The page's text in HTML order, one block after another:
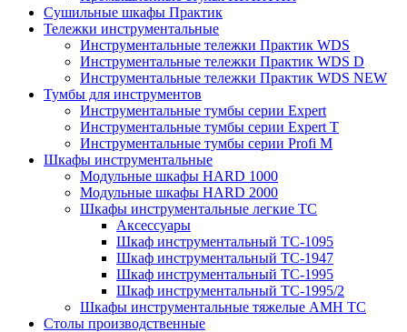
Сушильные шкафы Практик
Тележки инструментальные
Инструментальные тележки Практик WDS
Инструментальные тележки Практик WDS D
Инструментальные тележки Практик WDS NEW
Тумбы для инструментов
Инструментальные тумбы серии Expert
Инструментальные тумбы серии Expert T
Инструментальные тумбы серии Profi M
Шкафы инструментальные
Модульные шкафы HARD 1000
Модульные шкафы HARD 2000
Шкафы инструментальные легкие ТС
Аксессуары
Шкаф инструментальный TC-1095
Шкаф инструментальный TC-1947
Шкаф инструментальный TC-1995
Шкаф инструментальный TC-1995/2
Шкафы инструментальные тяжелые AMH TC
Столы производственные